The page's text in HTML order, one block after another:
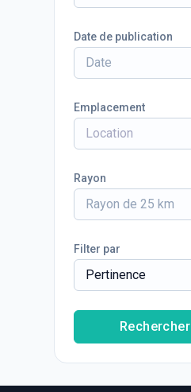
Date de publication
Date
Emplacement
Rayon
Rayon de 25 km
Filter par
Pertinence
Rechercher